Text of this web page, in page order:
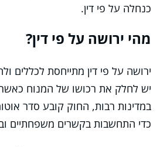
כנחלה על פי דין.
מהי ירושה על פי דין?
ירושה על פי דין מתייחסת לכללים
יש לחלק את רכושו של המנוח
במדינות רבות, החוק קובע סדר
כדי התחשבות בקשרים משפחתיים